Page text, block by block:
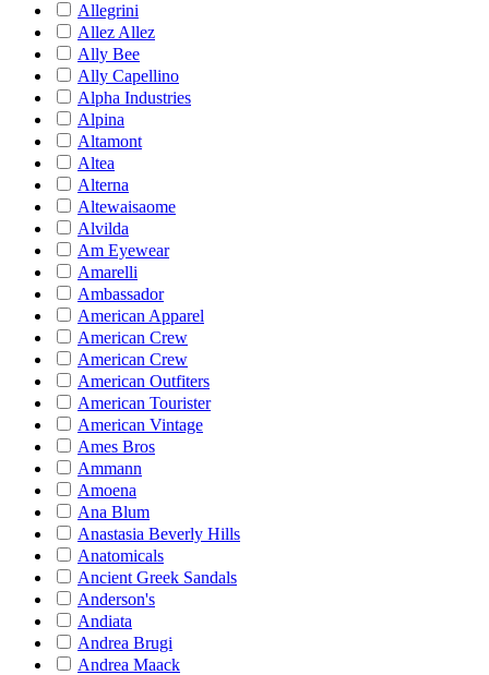
Allegrini
Allez Allez
Ally Bee
Ally Capellino
Alpha Industries
Alpina
Altamont
Altea
Alterna
Altewaisaome
Alvilda
Am Eyewear
Amarelli
Ambassador
American Apparel
American Crew
American Crew
American Outfiters
American Tourister
American Vintage
Ames Bros
Ammann
Amoena
Ana Blum
Anastasia Beverly Hills
Anatomicals
Ancient Greek Sandals
Anderson's
Andiata
Andrea Brugi
Andrea Maack